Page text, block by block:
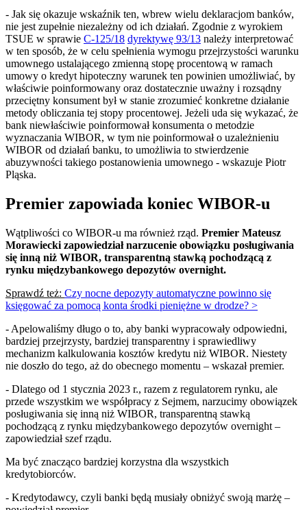
- Jak się okazuje wskaźnik ten, wbrew wielu deklaracjom banków,
nie jest zupełnie niezależny od ich działań. Zgodnie z wyrokiem
TSUE w sprawie C-125/18 dyrektywę 93/13 należy interpretować
w ten sposób, że w celu spełnienia wymogu przejrzystości warunku
umownego ustalającego zmienną stopę procentową w ramach
umowy o kredyt hipoteczny warunek ten powinien umożliwiać, by
właściwie poinformowany oraz dostatecznie uważny i rozsądny
przeciętny konsument był w stanie zrozumieć konkretne działanie
metody obliczania tej stopy procentowej. Jeżeli uda się wykazać, że
bank niewłaściwie poinformował konsumenta o metodzie
wyznaczania WIBOR, w tym nie poinformował o uzależnieniu
WIBOR od działań banku, to umożliwia to stwierdzenie
abuzywności takiego postanowienia umownego - wskazuje Piotr
Pląska.
Premier zapowiada koniec WIBOR-u
Wątpliwości co WIBOR-u ma również rząd. Premier Mateusz
Morawiecki zapowiedział narzucenie obowiązku posługiwania
się inną niż WIBOR, transparentną stawką pochodzącą z
rynku międzybankowego depozytów overnight.
Sprawdź też: Czy nocne depozyty automatyczne powinno się
księgować za pomocą konta środki pieniężne w drodze? >
- Apelowaliśmy długo o to, aby banki wypracowały odpowiedni,
bardziej przejrzysty, bardziej transparentny i sprawiedliwy
mechanizm kalkulowania kosztów kredytu niż WIBOR. Niestety
nie doszło do tego, aż do obecnego momentu – wskazał premier.
- Dlatego od 1 stycznia 2023 r., razem z regulatorem rynku, ale
przede wszystkim we współpracy z Sejmem, narzucimy obowiązek
posługiwania się inną niż WIBOR, transparentną stawką
pochodzącą z rynku międzybankowego depozytów overnight –
zapowiedział szef rządu.
Ma być znacząco bardziej korzystna dla wszystkich
kredytobiorców.
- Kredytodawcy, czyli banki będą musiały obniżyć swoją marżę –